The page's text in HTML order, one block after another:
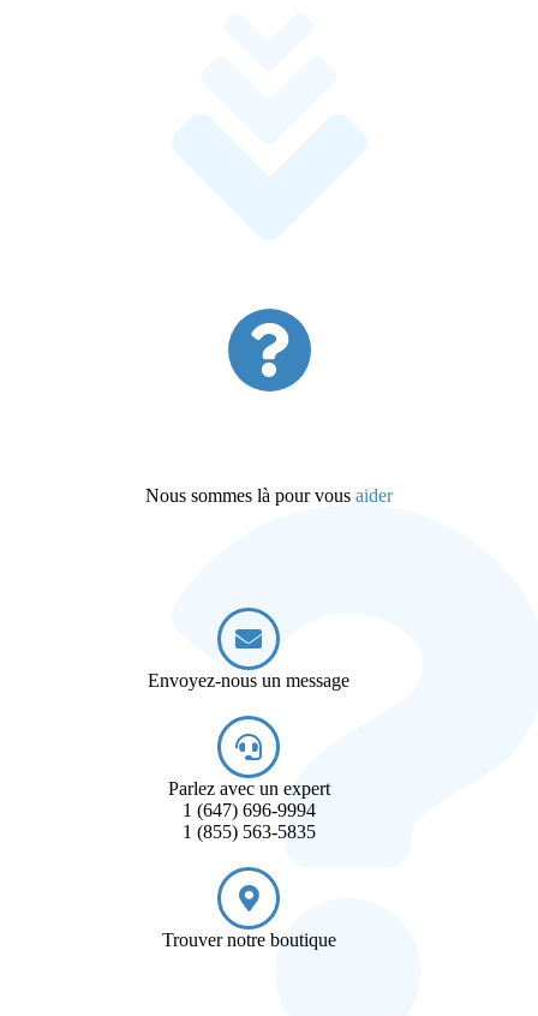
Nous sommes là pour vous aider
Envoyez-nous un message
Parlez avec un expert
1 (647) 696-9994
1 (855) 563-5835
Trouver notre boutique